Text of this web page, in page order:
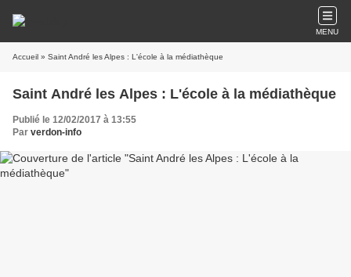
MENU
Accueil » Saint André les Alpes : L'école à la médiathèque
Saint André les Alpes : L'école à la médiathèque
Publié le 12/02/2017 à 13:55
Par verdon-info